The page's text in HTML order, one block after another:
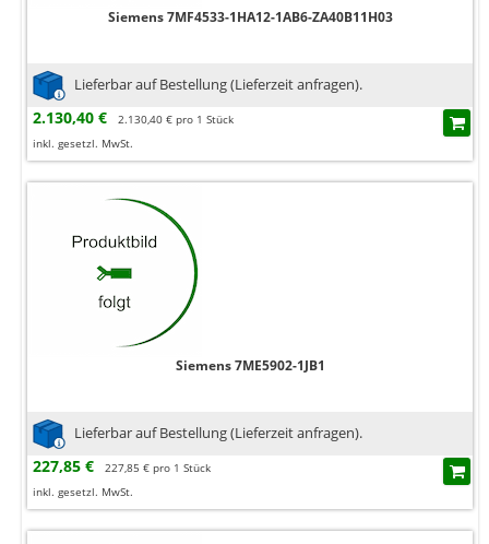
Siemens 7MF4533-1HA12-1AB6-ZA40B11H03
Lieferbar auf Bestellung (Lieferzeit anfragen).
2.130,40 €
2.130,40 € pro 1 Stück
inkl. gesetzl. MwSt.
Siemens 7ME5902-1JB1
Lieferbar auf Bestellung (Lieferzeit anfragen).
227,85 €
227,85 € pro 1 Stück
inkl. gesetzl. MwSt.